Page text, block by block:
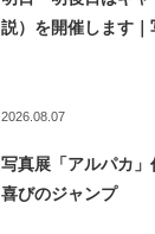
説）を開催します｜
2026.08.07
写真展「アルパカ」
喜びのジャンプ